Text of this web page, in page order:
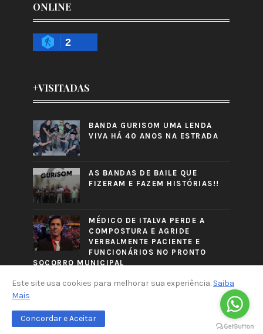
ONLINE
2
+VISITADAS
BANDA GURISOM UMA LENDA
VIVA HÁ 40 ANOS NA ESTRADA
AS BANDAS DE BAILE QUE
FIZERAM E FAZEM HISTÓRIAS!!
MÉDICO DE ITALVA PERDE A
COMPOSTURA E AGRIDE
VERBALMENTE PACIENTE E
FUNCIONÁRIOS NO PRONTO
SOCORRO MUNICIPAL
CRAFTED WITH
Este site usa cookies para melhorar sua experiência. Saiba
Mais
Concordar e Aceitar